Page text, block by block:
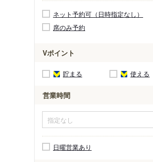
ネット予約可（日時指定なし）
席のみ予約
Vポイント
貯まる 使える
営業時間
日曜営業あり